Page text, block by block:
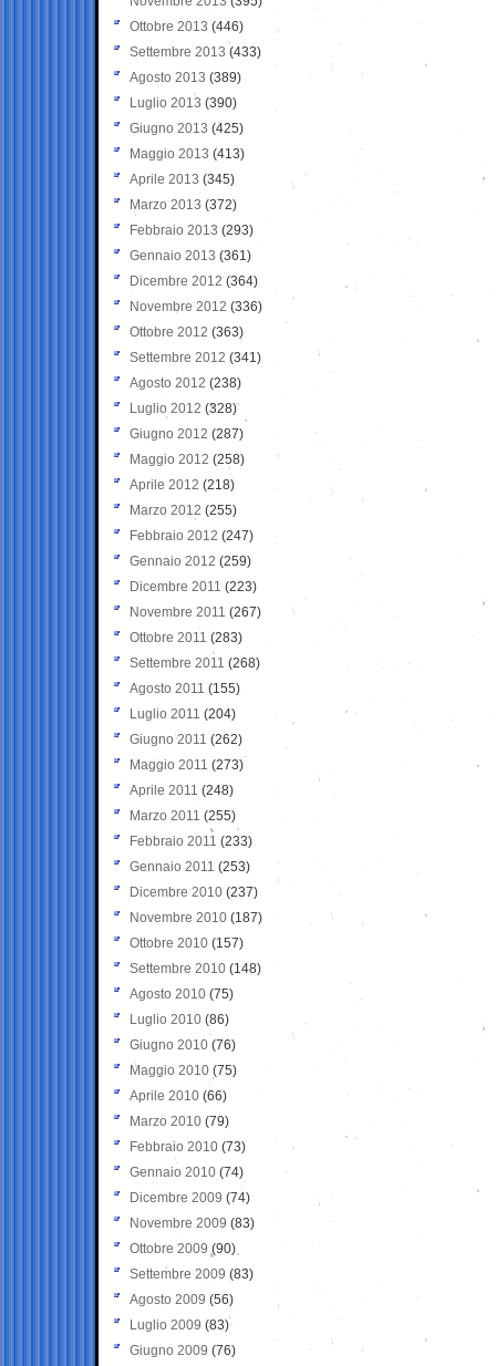
Ottobre 2013 (446)
Settembre 2013 (433)
Agosto 2013 (389)
Luglio 2013 (390)
Giugno 2013 (425)
Maggio 2013 (413)
Aprile 2013 (345)
Marzo 2013 (372)
Febbraio 2013 (293)
Gennaio 2013 (361)
Dicembre 2012 (364)
Novembre 2012 (336)
Ottobre 2012 (363)
Settembre 2012 (341)
Agosto 2012 (238)
Luglio 2012 (328)
Giugno 2012 (287)
Maggio 2012 (258)
Aprile 2012 (218)
Marzo 2012 (255)
Febbraio 2012 (247)
Gennaio 2012 (259)
Dicembre 2011 (223)
Novembre 2011 (267)
Ottobre 2011 (283)
Settembre 2011 (268)
Agosto 2011 (155)
Luglio 2011 (204)
Giugno 2011 (262)
Maggio 2011 (273)
Aprile 2011 (248)
Marzo 2011 (255)
Febbraio 2011 (233)
Gennaio 2011 (253)
Dicembre 2010 (237)
Novembre 2010 (187)
Ottobre 2010 (157)
Settembre 2010 (148)
Agosto 2010 (75)
Luglio 2010 (86)
Giugno 2010 (76)
Maggio 2010 (75)
Aprile 2010 (66)
Marzo 2010 (79)
Febbraio 2010 (73)
Gennaio 2010 (74)
Dicembre 2009 (74)
Novembre 2009 (83)
Ottobre 2009 (90)
Settembre 2009 (83)
Agosto 2009 (56)
Luglio 2009 (83)
Giugno 2009 (76)